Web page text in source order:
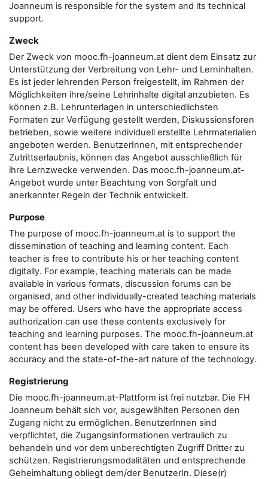
Joanneum is responsible for the system and its technical
support.
Zweck
Der Zweck von mooc.fh-joanneum.at dient dem Einsatz zur
Unterstützung der Verbreitung von Lehr- und Lerninhalten.
Es ist jeder lehrenden Person freigestellt, im Rahmen der
Möglichkeiten ihre/seine Lehrinhalte digital anzubieten. Es
können z.B. Lehrunterlagen in unterschiedlichsten
Formaten zur Verfügung gestellt werden, Diskussionsforen
betrieben, sowie weitere individuell erstellte Lehrmaterialien
angeboten werden. BenutzerInnen, mit entsprechender
Zutrittserlaubnis, können das Angebot ausschließlich für
ihre Lernzwecke verwenden. Das mooc.fh-joanneum.at-
Angebot wurde unter Beachtung von Sorgfalt und
anerkannter Regeln der Technik entwickelt.
Purpose
The purpose of mooc.fh-joanneum.at is to support the
dissemination of teaching and learning content. Each
teacher is free to contribute his or her teaching content
digitally. For example, teaching materials can be made
available in various formats, discussion forums can be
organised, and other individually-created teaching materials
may be offered. Users who have the appropriate access
authorization can use these contents exclusively for
teaching and learning purposes. The mooc.fh-joanneum.at
content has been developed with care taken to ensure its
accuracy and the state-of-the-art nature of the technology.
Registrierung
Die mooc.fh-joanneum.at-Plattform ist frei nutzbar. Die FH
Joanneum behält sich vor, ausgewählten Personen den
Zugang nicht zu ermöglichen. BenutzerInnen sind
verpflichtet, die Zugangsinformationen vertraulich zu
behandeln und vor dem unberechtigten Zugriff Dritter zu
schützen. Registrierungsmodalitäten und entsprechende
Geheimhaltung obliegt dem/der BenutzerIn. Diese(r)